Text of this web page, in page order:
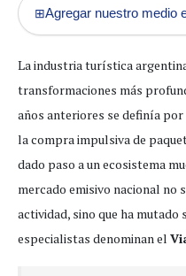
⊞Agregar nuestro medio
La industria turística
transformaciones más
años anteriores se definía
la compra impulsiva de
dado paso a un ecosistema
mercado emisivo nacional no
actividad, sino que ha mutado
especialistas denominan el